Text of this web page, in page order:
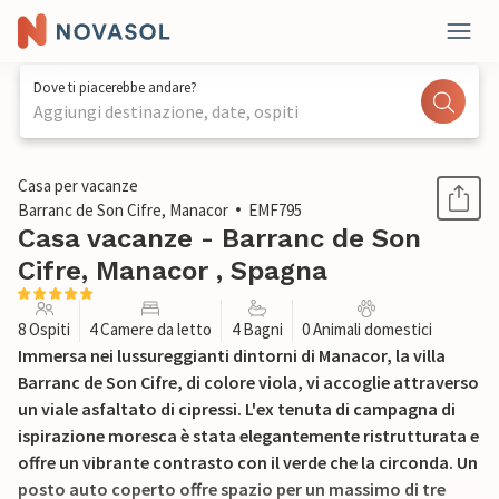
Dove ti piacerebbe andare?
Aggiungi destinazione, date, ospiti
1 / 42
Casa per vacanze
Barranc de Son Cifre, Manacor
EMF795
Casa vacanze - Barranc de Son
Cifre, Manacor , Spagna
8 Ospiti 4 Camere da letto 4 Bagni 0 Animali domestici
Immersa nei lussureggianti dintorni di Manacor, la villa
Barranc de Son Cifre, di colore viola, vi accoglie attraverso
un viale asfaltato di cipressi. L'ex tenuta di campagna di
ispirazione moresca è stata elegantemente ristrutturata e
offre un vibrante contrasto con il verde che la circonda. Un
posto auto coperto offre spazio per un massimo di tre